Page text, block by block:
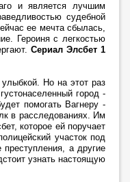
и является лучшим
судебной
ее мечта сбылась,
Героиня с легкостью
Сериал Элсбет 1
Но на этот раз
город -
помогать Вагнеру -
в расследованиях. Им
которое ей поручает
участок под
а другие
узнать настоящую